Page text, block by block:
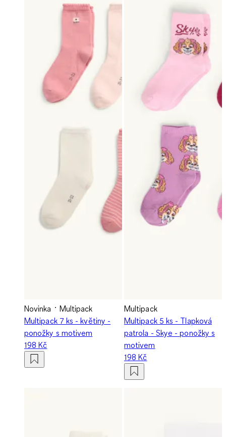
Novinka
Multipack
Multipack 7 ks - květiny -
ponožky s motivem
198 Kč
Multipack
Multipack 5 ks - Tlapková
patrola - Skye - ponožky s
motivem
198 Kč